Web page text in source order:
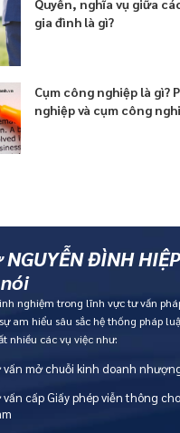
gia đình là gì?
Cụm công nghiệp là gì?
nghiệp và cụm công
ĐÌNH
nghiệm trong lĩnh vực tư vấn
am hiểu sâu sắc hệ thống pháp
nhiều các vụ việc như:
vấn mở chuỗi kinh doanh
vấn cấp Giấy phép viễn thông